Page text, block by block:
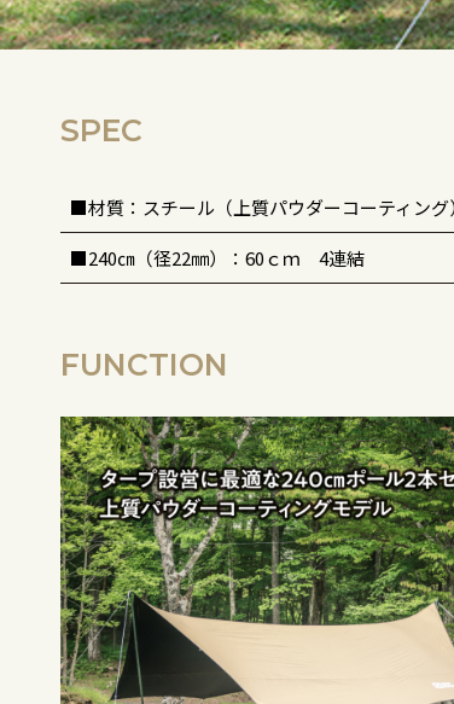
SPEC
■材質：スチール（上質パウダーコーティング）
■240㎝（径22㎜）：60ｃｍ 4連結
FUNCTION